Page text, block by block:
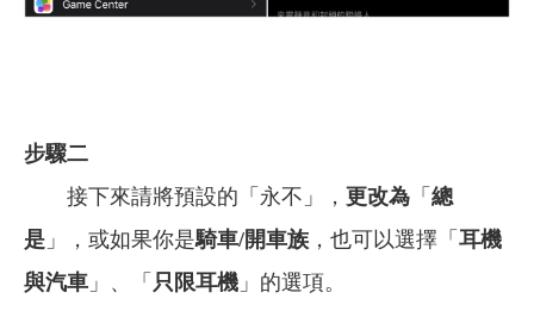
步驟二
接下來請將預設的「永不」， 更改為 「 總
是 」，或如果你是騎車/開車族 ，也可以選擇「 耳機
與汽車 」、「 只限耳機 」的選項。